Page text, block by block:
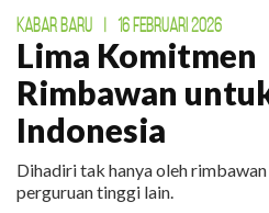
KABAR BARU | 16 FEBRUARI 2026
Lima Komitmen
Rimbawan
Indonesia
Dihadiri tak hanya oleh
perguruan tinggi lain.